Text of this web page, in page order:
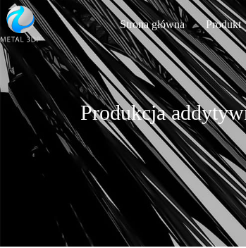
Strona główna Produkt
Produkcja